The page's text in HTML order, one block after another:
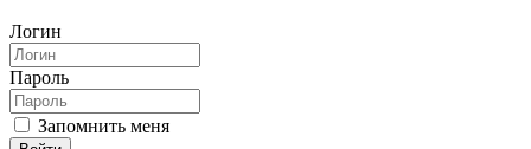
Логин
Пароль
Запомнить меня